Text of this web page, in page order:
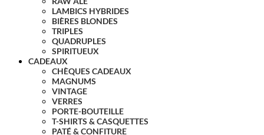
LAMBICS HYBRIDES
BIÈRES BLONDES
TRIPLES
QUADRUPLES
SPIRITUEUX
CADEAUX
CHÈQUES CADEAUX
MAGNUMS
VINTAGE
VERRES
PORTE-BOUTEILLE
T-SHIRTS & CASQUETTES
PATÉ & CONFITURE